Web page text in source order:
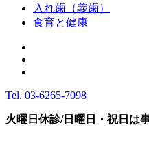
入れ歯（義歯）
食育と健康
Tel. 03-6265-7098
火曜日休診/日曜日・祝日は